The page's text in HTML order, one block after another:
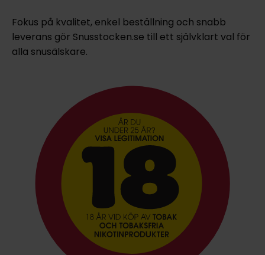
Fokus på kvalitet, enkel beställning och snabb
leverans gör Snusstocken.se till ett självklart val för
alla snusälskare.